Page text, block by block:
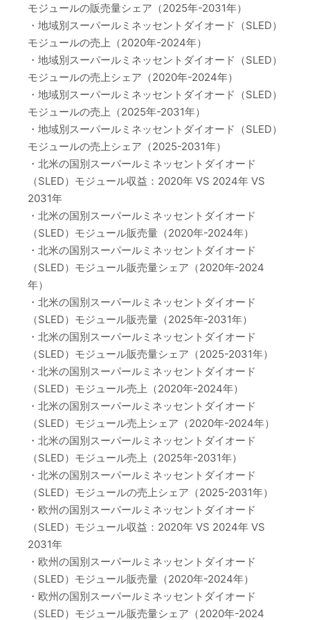
モジュールの販売量シェア（2025年-2031年）
・地域別スーパールミネッセントダイオード（SLED）
モジュールの売上（2020年-2024年）
・地域別スーパールミネッセントダイオード（SLED）
モジュールの売上シェア（2020年-2024年）
・地域別スーパールミネッセントダイオード（SLED）
モジュールの売上（2025年-2031年）
・地域別スーパールミネッセントダイオード（SLED）
モジュールの売上シェア（2025-2031年）
・北米の国別スーパールミネッセントダイオード
（SLED）モジュール収益：2020年 VS 2024年 VS
2031年
・北米の国別スーパールミネッセントダイオード
（SLED）モジュール販売量（2020年-2024年）
・北米の国別スーパールミネッセントダイオード
（SLED）モジュール販売量シェア（2020年-2024
年）
・北米の国別スーパールミネッセントダイオード
（SLED）モジュール販売量（2025年-2031年）
・北米の国別スーパールミネッセントダイオード
（SLED）モジュール販売量シェア（2025-2031年）
・北米の国別スーパールミネッセントダイオード
（SLED）モジュール売上（2020年-2024年）
・北米の国別スーパールミネッセントダイオード
（SLED）モジュール売上シェア（2020年-2024年）
・北米の国別スーパールミネッセントダイオード
（SLED）モジュール売上（2025年-2031年）
・北米の国別スーパールミネッセントダイオード
（SLED）モジュールの売上シェア（2025-2031年）
・欧州の国別スーパールミネッセントダイオード
（SLED）モジュール収益：2020年 VS 2024年 VS
2031年
・欧州の国別スーパールミネッセントダイオード
（SLED）モジュール販売量（2020年-2024年）
・欧州の国別スーパールミネッセントダイオード
（SLED）モジュール販売量シェア（2020年-2024